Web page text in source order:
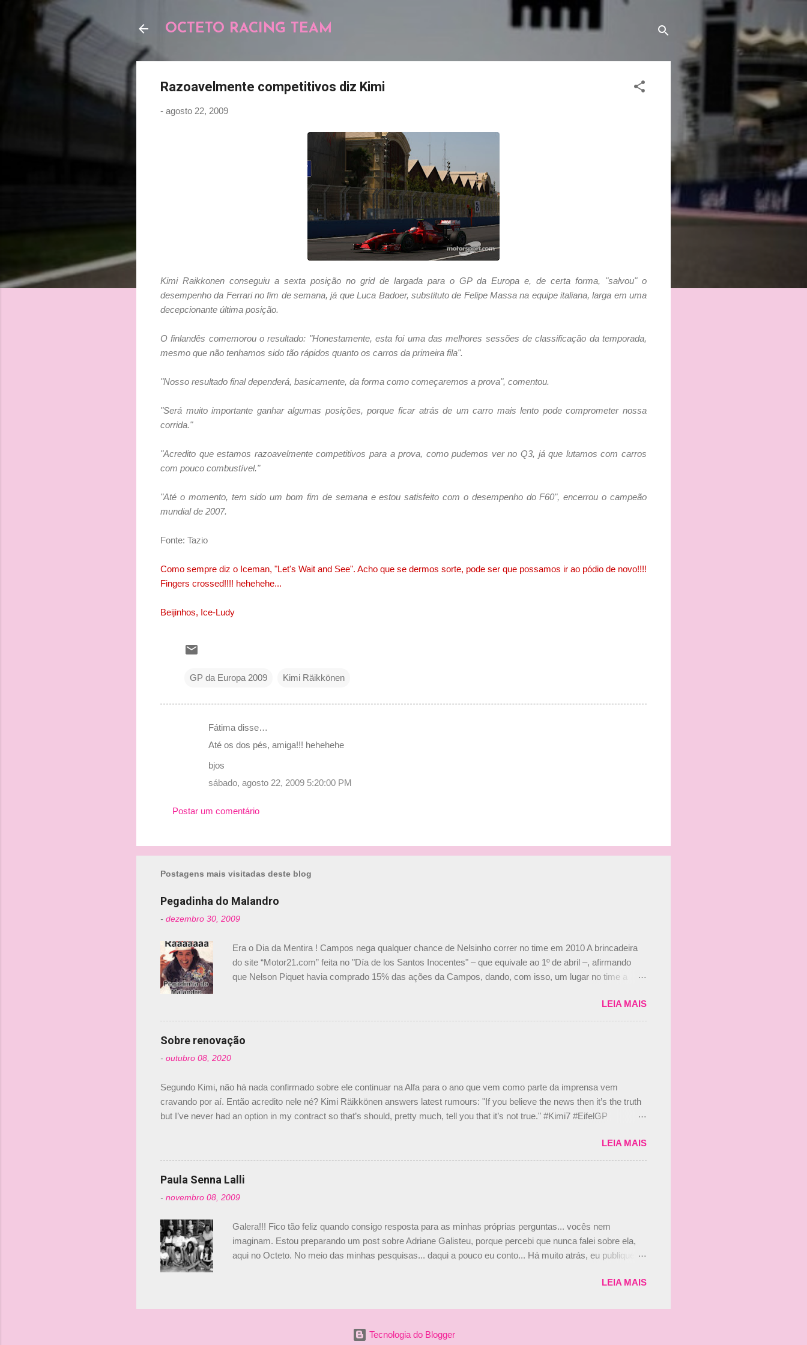
OCTETO RACING TEAM
Razoavelmente competitivos diz Kimi
- agosto 22, 2009
Kimi Raikkonen conseguiu a sexta posição no grid de largada para o GP da Europa e, de certa forma, "salvou" o
desempenho da Ferrari no fim de semana, já que Luca Badoer, substituto de Felipe Massa na equipe italiana, larga em uma
decepcionante última posição.
O finlandês comemorou o resultado: "Honestamente, esta foi uma das melhores sessões de classificação da temporada,
mesmo que não tenhamos sido tão rápidos quanto os carros da primeira fila".
"Nosso resultado final dependerá, basicamente, da forma como começaremos a prova", comentou.
"Será muito importante ganhar algumas posições, porque ficar atrás de um carro mais lento pode comprometer nossa
corrida."
"Acredito que estamos razoavelmente competitivos para a prova, como pudemos ver no Q3, já que lutamos com carros
com pouco combustível."
"Até o momento, tem sido um bom fim de semana e estou satisfeito com o desempenho do F60", encerrou o campeão
mundial de 2007.
Fonte: Tazio
Como sempre diz o Iceman, "Let's Wait and See". Acho que se dermos sorte, pode ser que possamos ir ao pódio de novo!!!!
Fingers crossed!!!! hehehehe...
Beijinhos, Ice-Ludy
GP da Europa 2009 Kimi Räikkönen
s
Fátima disse…
Até os dos pés, amiga!!! hehehehe
bjos
sábado, agosto 22, 2009 5:20:00 PM
Postar um comentário
Postagens mais visitadas deste blog
Pegadinha do Malandro
- dezembro 30, 2009
Era o Dia da Mentira ! Campos nega qualquer chance de Nelsinho correr no time em 2010 A brincadeira
do site “Motor21.com” feita no "Día de los Santos Inocentes" – que equivale ao 1º de abril –, afirmando
que Nelson Piquet havia comprado 15% das ações da Campos, dando, com isso, um lugar no time a
dirigente foi taxativo ao declarar que o brasileiro não será o companheiro de Bruno Senna em 2010. "Na
verdade, nós recebemos uma oferta de Piquet", admitiu Audetto. “Mas depois de ter assinado com Bruno
Senna, não podemos ter dois brasileiros”, explicou, dizendo ainda que não tem nada contra o filho do
LEIA MAIS
Sobre renovação
- outubro 08, 2020
Segundo Kimi, não há nada confirmado sobre ele continuar na Alfa para o ano que vem como parte da imprensa vem
cravando por aí. Então acredito nele né? Kimi Räikkönen answers latest rumours: "If you believe the news then it’s the truth
but I’ve never had an option in my contract so that’s should, pretty much, tell you that it’s not true." #Kimi7 #EifelGP
falando sobre o fato do Iceman estar há tantos anos na F1. What is it like to have Kimi as a team mate? 🙌 Over to you,
@RGrosjean ! #EifelGP 🇩🇪 #F1 pic.twitter.com/GSAu1LWnwW — Formula 1 (@F1) October 8, 2020 Beijinhos, Ludy
LEIA MAIS
Paula Senna Lalli
- novembro 08, 2009
Galera!!! Fico tão feliz quando consigo resposta para as minhas próprias perguntas... vocês nem
imaginam. Estou preparando um post sobre Adriane Galisteu, porque percebi que nunca falei sobre ela,
aqui no Octeto. No meio das minhas pesquisas... daqui a pouco eu conto... Há muito atrás, eu publiquei
Bruno, é sua irmã caçula, Paula Senna. Fui questionada, porque todos achavam que a Viviane Senna
Vamos lá! Bonitinha, né? Bobeira, mas fiquei feliz. Acho que em 2010, veremos mais a mocinha. Vick
LEIA MAIS
Tecnologia do Blogger